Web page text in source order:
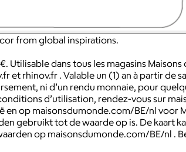
from global inspirations.
Utilisable dans tous les magasins
rhinov.fr . Valable un (1) an à partir de
ni d’un rendu monnaie, pour
d’utilisation, rendez-vous sur
en op maisonsdumonde.com/BE/nl
gebruikt tot de waarde op is. De
op maisonsdumonde.com/BE/nl .